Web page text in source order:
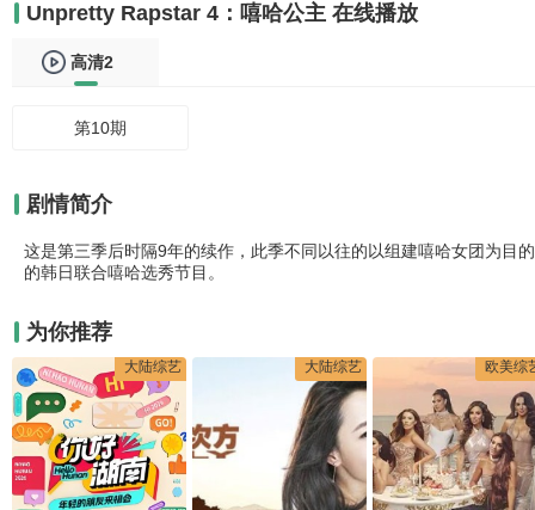
Unpretty Rapstar 4：嘻哈公主 在线播放
高清2
第10期
剧情简介
这是第三季后时隔9年的续作，此季不同以往的以组建嘻哈女团为目的
的韩日联合嘻哈选秀节目。
为你推荐
大陆综艺 大陆综艺 欧美综